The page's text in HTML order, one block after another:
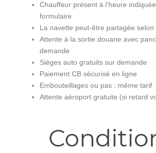
Chauffeur présent à l’heure
formulaire
La navette peut-être partagée
Attente à la sortie douane avec
demande
Sièges auto gratuits sur demande
Paiement CB sécurisé en ligne
Embouteillages ou pas : même tarif
Attente aéroport gratuite (si retard